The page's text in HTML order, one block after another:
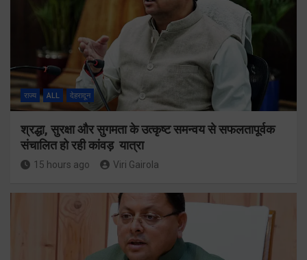
राज्य ALL देहरादून
श्रद्धा, सुरक्षा और सुगमता के उत्कृष्ट समन्वय से सफलतापूर्वक
संचालित हो रही कांवड़ यात्रा
15 hours ago Viri Gairola